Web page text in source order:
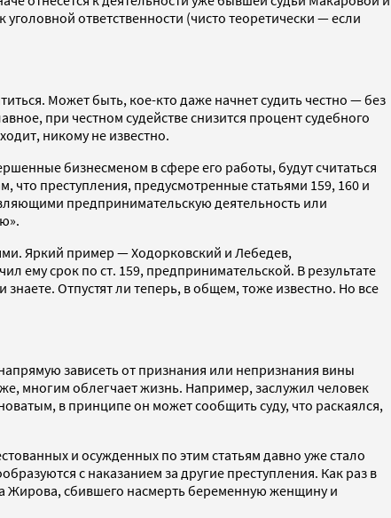
ответственности (чисто теоретически — если
Может быть, кое-кто даже начнет судить честно — без
при честном судействе снизится процент судебного
никому не известно.
бизнесменом в сфере его работы, будут считаться
преступления, предусмотренные статьями 159, 160 и
предпринимательскую деятельность или
Яркий пример — Ходорковский и Лебедев,
ему срок по ст. 159, предпринимательской. В результате
Отпустят ли теперь, в общем, тоже известно. Но все
зависеть от признания или непризнания вины
многим облегчает жизнь. Например, заслужил человек
в принципе он может сообщить суду, что раскаялся,
и осужденных по этим статьям давно уже стало
с наказанием за другие преступления. Как раз в
Жирова, сбившего насмерть беременную женщину и